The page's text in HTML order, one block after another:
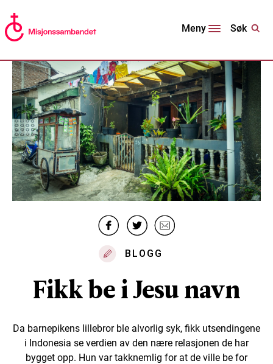
Meny Søk
BLOGG
Fikk be i Jesu navn
Da barnepikens lillebror ble alvorlig syk, fikk utsendingene
i Indonesia se verdien av den nære relasjonen de har
bygget opp. Hun var takknemlig for at de ville be for